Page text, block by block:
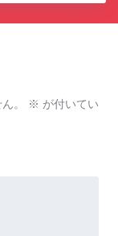
。 ※ が付いてい